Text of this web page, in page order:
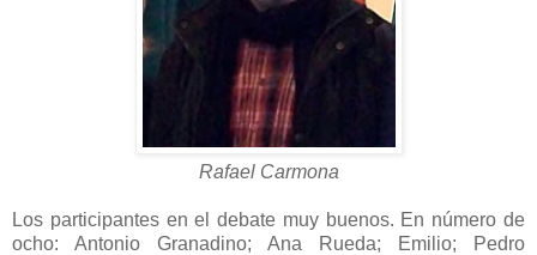
Rafael Carmona
Los participantes en el debate muy buenos. En número de
ocho: Antonio Granadino; Ana Rueda; Emilio; Pedro